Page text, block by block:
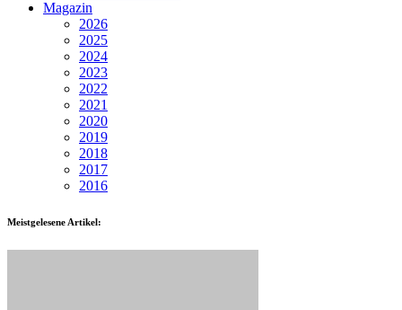
Magazin
2026
2025
2024
2023
2022
2021
2020
2019
2018
2017
2016
Meistgelesene Artikel: